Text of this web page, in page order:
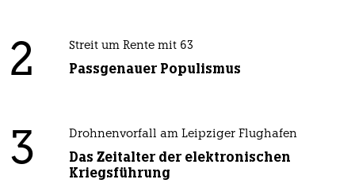
2 Streit um Rente mit 63
Passgenauer Populismus
3 Drohnenvorfall am Leipziger Flughafen
Das Zeitalter der elektronischen
Kriegsführung